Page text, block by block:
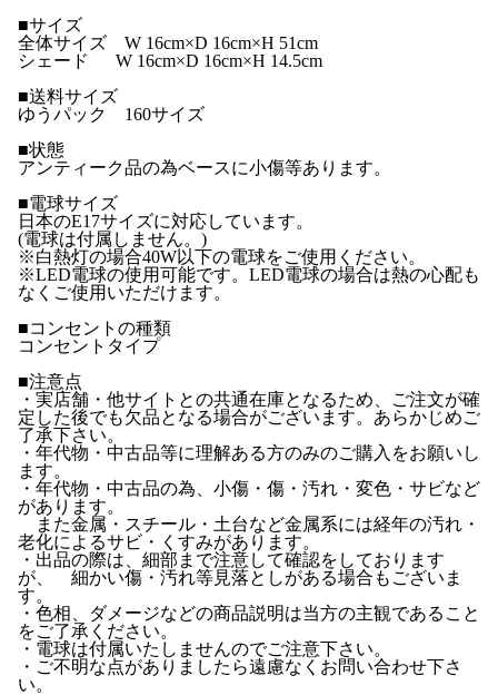
■サイズ
全体サイズ W 16cm×D 16cm×H 51cm
シェード W 16cm×D 16cm×H 14.5cm
■送料サイズ
ゆうパック 160サイズ
■状態
アンティーク品の為ベースに小傷等あります。
■電球サイズ
日本のE17サイズに対応しています。
(電球は付属しません。)
※白熱灯の場合40W以下の電球をご使用ください。
※LED電球の使用可能です。LED電球の場合は熱の心配も
なくご使用いただけます。
■コンセントの種類
コンセントタイプ
■注意点
・実店舗・他サイトとの共通在庫となるため、ご注文が確
定した後でも欠品となる場合がございます。あらかじめご
了承下さい。
・年代物・中古品等に理解ある方のみのご購入をお願いし
ます。
・年代物・中古品の為、小傷・傷・汚れ・変色・サビなど
があります。
また金属・スチール・土台など金属系には経年の汚れ・
老化によるサビ・くすみがあります。
・出品の際は、細部まで注意して確認をしております
が、 細かい傷・汚れ等見落としがある場合もございま
す。
・色相、ダメージなどの商品説明は当方の主観であること
をご了承ください。
・電球は付属いたしませんのでご注意下さい。
・ご不明な点がありましたら遠慮なくお問い合わせ下さ
い。